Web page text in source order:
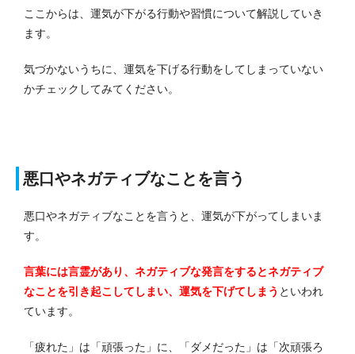
ここからは、運気が下がる行動や習慣について解説していき
ます。
気づかないうちに、運気を下げる行動をしてしまっていない
かチェックしてみてください。
悪口やネガティブなことを言う
悪口やネガティブなことを言うと、運気が下がってしまいま
す。
言葉には言霊があり、ネガティブな発言をするとネガティブ
なことを引き起こしてしまい、運気を下げてしまう といわれ
ています。
「疲れた」は「頑張った」に、「ダメだった」は「次頑張ろ